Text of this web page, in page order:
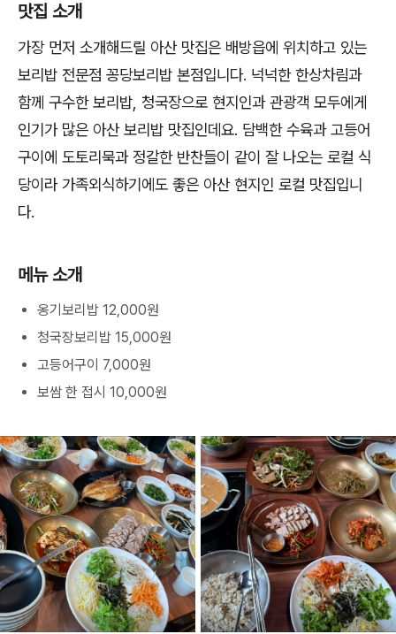
맛집 소개
가장 먼저 소개해드릴 아산 맛집은 배방읍에 위치하고 있는
보리밥 전문점 꽁당보리밥 본점입니다. 넉넉한 한상차림과
함께 구수한 보리밥, 청국장으로 현지인과 관광객 모두에게
인기가 많은 아산 보리밥 맛집인데요. 담백한 수육과 고등어
구이에 도토리묵과 정갈한 반찬들이 같이 잘 나오는 로컬 식
당이라 가족외식하기에도 좋은 아산 현지인 로컬 맛집입니
다.
메뉴 소개
옹기보리밥 12,000원
청국장보리밥 15,000원
고등어구이 7,000원
보쌈 한 접시 10,000원